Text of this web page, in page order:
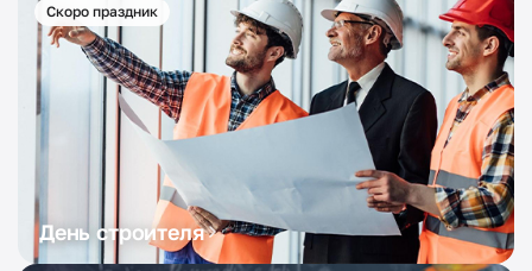
Скоро праздник
День строителя